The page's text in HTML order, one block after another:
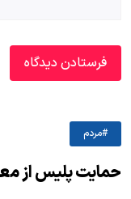
#مردم
حمایت پلیس از